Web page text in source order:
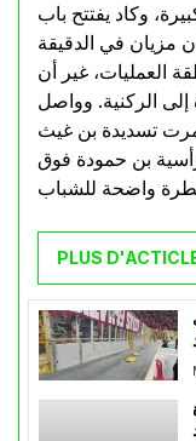
وكاد يفتتح باب
مزيان في الدقيقة
العمليات، غير أن
الركنية. وواصل
مرت تسديدة بن غيث
رأسية بن حمودة فوق
PLUS